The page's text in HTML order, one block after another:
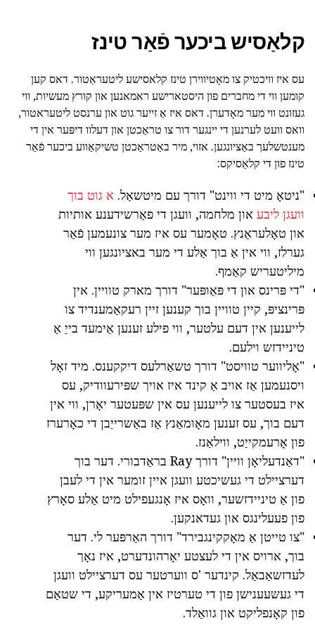
קלאַסיש ביכער פֿאַר טינז
עס איז וויכטיק צו מאָטיווירן טינז קלאסישע ליטעראַטור. דאס קען
קומען ווי די מחברים פון היסטארישע ראמאנען און קורץ מעשיות, ווי
געזונט ווי מער מאָדערן. דאס איז אַ זייער גוט און ערנסט ליטעראטור,
וואס וועט לערנען די יינגער דור צו טראַכטן און דעלוו דיפּער אין די
מענטשלעך באַציונגען. אזוי, מיר באַטראַכטן טשיקאַווע ביכער פֿאַר
טינז פון די קלאַסיקס:
"ניטאָ מיט די ווינט" דורך עם מיטשאַל. א גוט בוך
וועגן ליבע און מלחמה, וועגן די פאַרשידענע אותיות
און טאָלעראַנץ. טאָמער עס איז מער צונעמען פֿאַר
גערלז, ווי אין אַ בוך אַלע די מער באציונגען ווי
מיליטעריש קאַמף.
"די פּרינס און די פּאַופּער" דורך מארק טוויין. אין
פּרינציפּ, קיין טוויין בוך קענען זיין רעקאַמענדיד צו
לייענען אין דעם עלטער, ווי פילע זענען אַימעד בייַ אַ
טיניידזש וילעם.
"אָליווער טוויסט" דורך טשאַרלעס דיקקענס. מיד זאָל
ויסנעמען אַז אויב אַ קינד איז אויך שפּירעוודיק, עס
איז בעסטער צו לייענען עס אין שפּעטער יאָרן, ווי אין
דעם בוך, עס זענען מאָומאַנץ אַז באַשרייַבן די כאָרערז
פון אָרעמקייַט, ווילאַנז.
"דאַנדעליאָן וויין" דורך Ray בראַדבורי. דער בוך
דערציילט די געשיכטע וועגן איין זומער אין די לעבן
פון אַ טיניידזשער, וואָס איז אָנגעפילט מיט אַלע סאָרץ
פון פעעלינגס און געדאנקען.
"צו טייטן אַ מאָקקינגבירד" דורך האַרפּער לי. דער
בוך, ארויס אין די לעצטע יאָרהונדערט, איז נאָך
לעדזשאַבאַל. קינדער 'ס ווערטער עס דערציילט וועגן
די געשעענישן פון די טערטיז אין אַמעריקע, די שטאַם
פון קאָנפליקט און גוואַלד.